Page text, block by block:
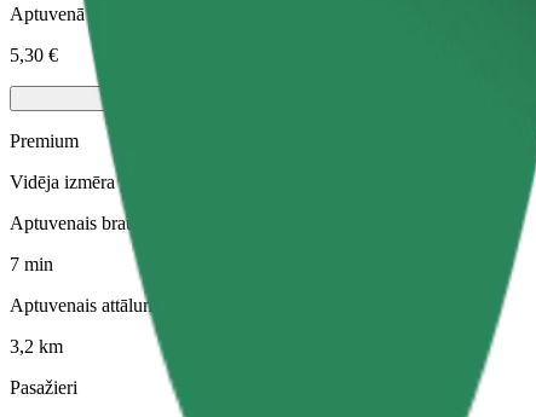
Aptuvenā cena
5,30 €
Premium
Vidēja izmēra premium auto ar augstas klases aprīkojumu
Aptuvenais brauciena ilgums
7 min
Aptuvenais attālums
3,2 km
Pasažieri